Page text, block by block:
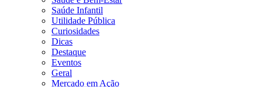
Saúde Infantil
Utilidade Pública
Curiosidades
Dicas
Destaque
Eventos
Geral
Mercado em Ação